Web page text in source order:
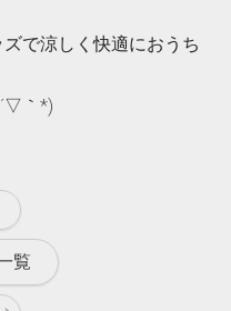
で涼しく快適におうち
｀*)
覧